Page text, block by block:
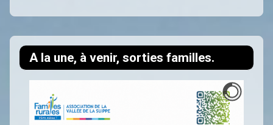
A la une, à venir, sorties familles.